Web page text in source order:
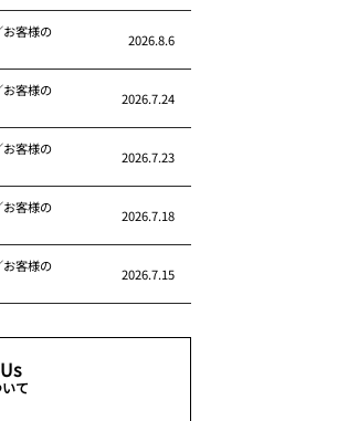
客様の
2026.8.6
客様の
2026.7.24
客様の
2026.7.23
客様の
2026.7.18
客様の
2026.7.15
て